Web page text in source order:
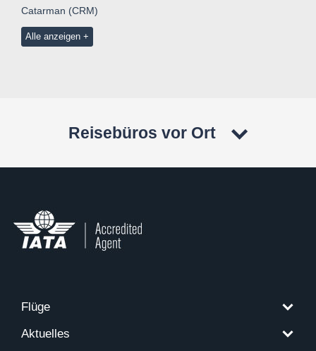
Catarman (CRM)
Alle anzeigen
Reisebüros vor Ort
Flüge
Aktuelles